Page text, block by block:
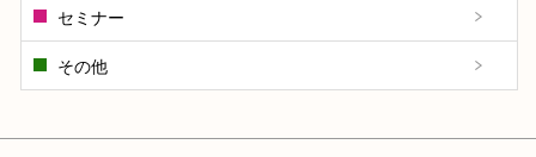
セミナー
その他